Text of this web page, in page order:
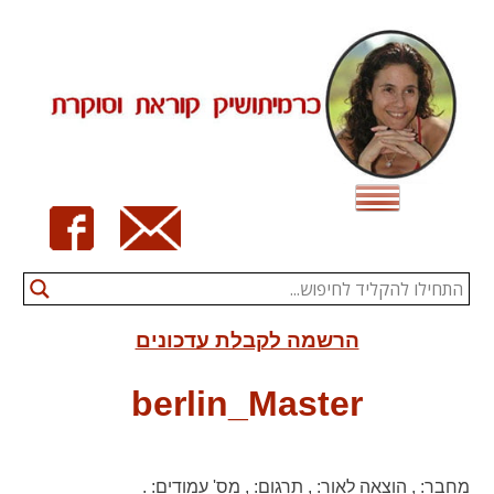
content
הרשמה לקבלת עדכונים
berlin_Master
מחבר: , הוצאה לאור: , תרגום: , מס' עמודים: .